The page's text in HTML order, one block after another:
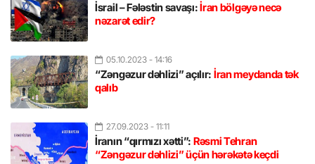
İsrail – Fələstin savaşı:İran bölgəyə necə
nəzarət edir?
05.10.2023 - 14:16
“Zəngəzur dəhlizi” açılır: İran meydanda tək
qalıb
27.09.2023 - 11:11
İranın “qırmızı xətti”: Rəsmi Tehran
“Zəngəzur dəhlizi” üçün hərəkətə keçdi